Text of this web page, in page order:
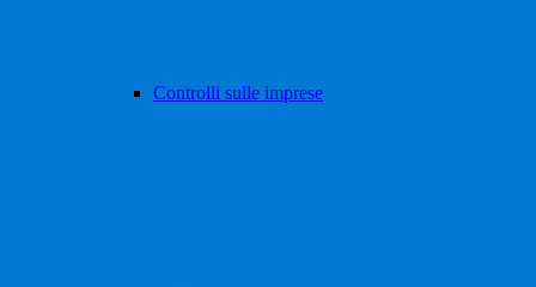
Controlli sulle imprese